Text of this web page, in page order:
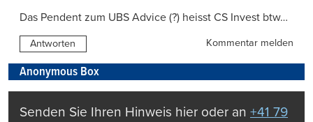
Das Pendent zum UBS Advice (?) heisst CS Invest btw…
Antworten Kommentar melden
Anonymous Box
Senden Sie Ihren Hinweis hier oder an +41 79